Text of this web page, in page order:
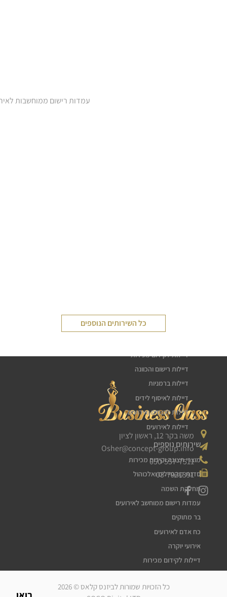
עמדות רישום ממוחשבות
כל השירותים הנוספים
משה בקר 12, ראשון לציון
Osher@concept-group.info
050-557-7511
03-7931391
דיילות לקידום מכירות
דיילות רישום והכוונה
דיילות ברמניות
דיילות לאיסוף לידים
דיילות לכנסים ואירועים
דיילות לאירועים
שירותים נוספים
מוצרי תצוגה וקידום מכירות
סדנת קוקטיילים ואלכוהול
מחלקת השמה
עמדות רישום ממוחשב לאירועים
בר מתוקים
כח אדם לאירועים
אירועי יוקרה
דיילות לקידום מכירות
מלצרים לאירועים
כל הזכויות שמורות לביזנס קלאס © 2026